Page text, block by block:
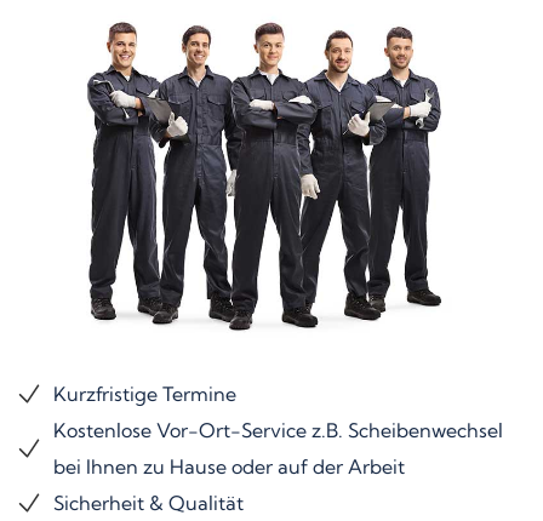
Kurzfristige Termine
Kostenlose Vor-Ort-Service z.B. Scheibenwechsel
bei Ihnen zu Hause oder auf der Arbeit
Sicherheit & Qualität